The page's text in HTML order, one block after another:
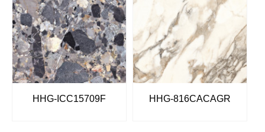
HHG-ICC15709F HHG-816CACAGR